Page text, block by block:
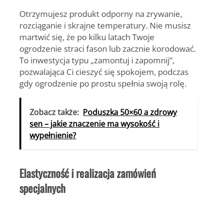
Otrzymujesz produkt odporny na zrywanie,
rozciąganie i skrajne temperatury. Nie musisz
martwić się, że po kilku latach Twoje
ogrodzenie straci fason lub zacznie korodować.
To inwestycja typu „zamontuj i zapomnij”,
pozwalająca Ci cieszyć się spokojem, podczas
gdy ogrodzenie po prostu spełnia swoją rolę.
Zobacz także: Poduszka 50×60 a zdrowy
sen – jakie znaczenie ma wysokość i
wypełnienie?
Elastyczność i realizacja zamówień
specjalnych